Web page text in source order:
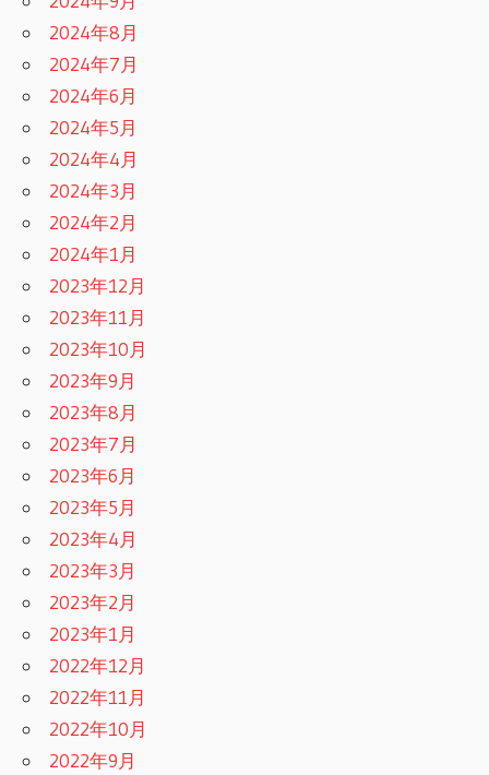
2024年8月
2024年7月
2024年6月
2024年5月
2024年4月
2024年3月
2024年2月
2024年1月
2023年12月
2023年11月
2023年10月
2023年9月
2023年8月
2023年7月
2023年6月
2023年5月
2023年4月
2023年3月
2023年2月
2023年1月
2022年12月
2022年11月
2022年10月
2022年9月